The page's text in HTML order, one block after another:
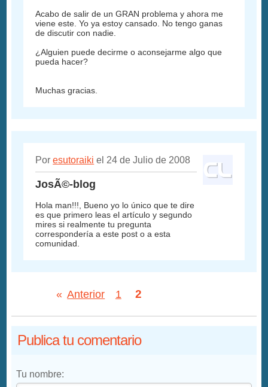
Acabo de salir de un GRAN problema y ahora me
viene este. Yo ya estoy cansado. No tengo ganas
de discutir con nadie.
¿Alguien puede decirme o aconsejarme algo que
pueda hacer?
Muchas gracias.
Poresutoraiki el 24 de Julio de 2008
JosÃ©-blog
Hola man!!!, Bueno yo lo único que te dire
es que primero leas el artículo y segundo
mires si realmente tu pregunta
correspondería a este post o a esta
comunidad.
« Anterior 1 2
Publica tu comentario
Tu nombre: